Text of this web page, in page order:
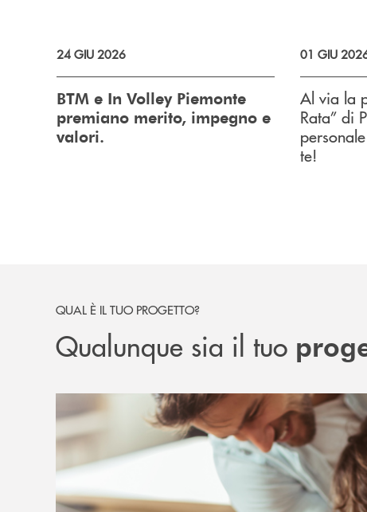
24 GIU 2026
BTM e In Volley Piemonte
premiano merito, impegno e
valori.
01 GIU
Al via la
Rata” di
te!
QUAL È IL TUO PROGETTO?
Qualunque sia il tuo
Pensare alla mia famiglia